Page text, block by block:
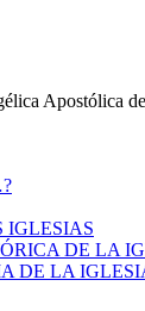
Apostólica
IGLESIAS
DE LA
DE LA